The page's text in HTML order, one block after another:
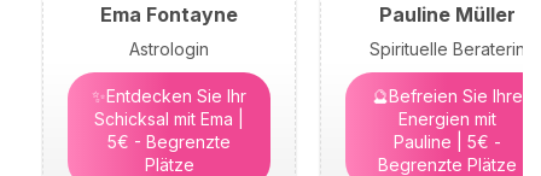
Ema Fontayne
Astrologin
✨Entdecken Sie Ihr
Schicksal mit Ema |
5€ - Begrenzte
Plätze
Pauline Müller
Spirituelle Beraterin
🔮Befreien Sie Ihre
Energien mit
Pauline | 5€ -
Begrenzte Plätze